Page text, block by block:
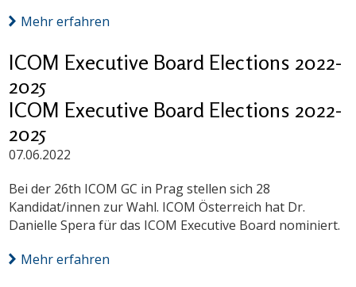
Mehr erfahren
ICOM Executive Board Elections 2022-
2025
ICOM Executive Board Elections 2022-
2025
07.06.2022
Bei der 26th ICOM GC in Prag stellen sich 28
Kandidat/innen zur Wahl. ICOM Österreich hat Dr.
Danielle Spera für das ICOM Executive Board nominiert.
Mehr erfahren